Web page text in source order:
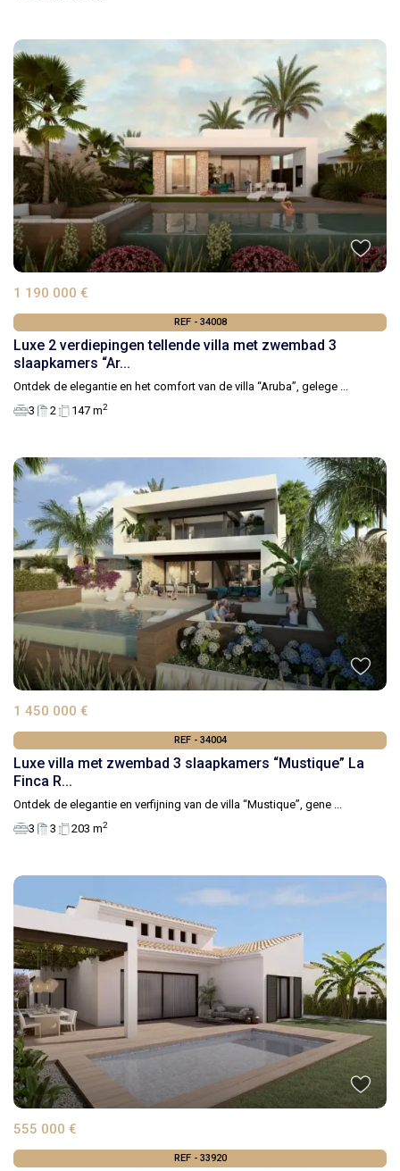
1 190 000 €
REF - 34008
Luxe 2 verdiepingen tellende villa met zwembad 3
slaapkamers “Ar...
Ontdek de elegantie en het comfort van de villa “Aruba”, gelege
3
2 147 m2
1 450 000 €
REF - 34004
Luxe villa met zwembad 3 slaapkamers “Mustique” La
Finca R...
Ontdek de elegantie en verfijning van de villa “Mustique”, gene
3
3 203 m2
555 000 €
REF - 33920